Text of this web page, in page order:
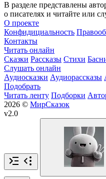
В разделе представлены
о писателях и читайте или
О проекте
Конфидициальность
Контакты
Читать онлайн
Сказки Рассказы Стихи
Слушать онлайн
Аудиосказки Аудиорассказы
Подобрать
Читать ленту Подборки
2026 © МирСказок
v2.0